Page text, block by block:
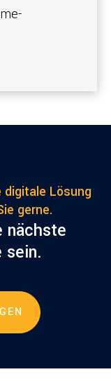
digitale Lösung
gerne.
nächste
sein.